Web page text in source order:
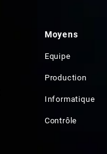
Moyens
Equipe
Production
Informatique
Contrôle